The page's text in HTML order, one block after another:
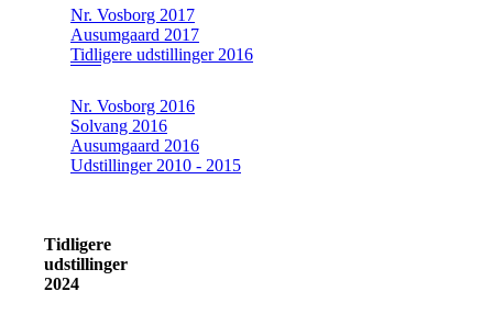
Nr. Vosborg 2017
Ausumgaard 2017
Tidligere udstillinger 2016
Nr. Vosborg 2016
Solvang 2016
Ausumgaard 2016
Udstillinger 2010 - 2015
Tidligere
udstillinger
2024